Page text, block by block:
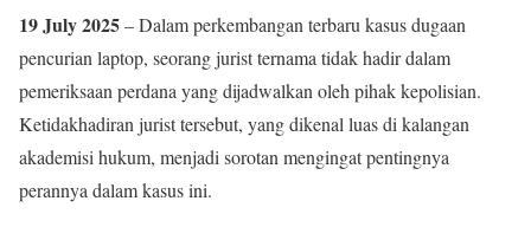
19 July 2025– Dalam perkembangan terbaru kasus dugaan
pencurian laptop, seorang jurist ternama tidak hadir dalam
pemeriksaan perdana yang dijadwalkan oleh pihak kepolisian.
Ketidakhadiran jurist tersebut, yang dikenal luas di kalangan
akademisi hukum, menjadi sorotan mengingat pentingnya
perannya dalam kasus ini.